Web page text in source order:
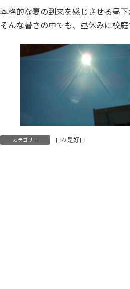
本格的な夏の到来を感じさせる昼下
そんな暑さの中でも、昼休みに校
カテゴリー 日々是好日